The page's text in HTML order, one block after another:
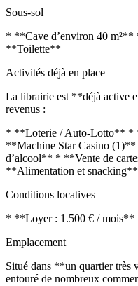
Sous-sol
* **Cave d’environ 40
**Toilette**
Activités déjà en place
La librairie est **déjà active
revenus :
* **Loterie / Auto-Lotto** *
**Machine Star Casino
d’alcool** * **Vente de
**Alimentation et snacking**
Conditions locatives
* **Loyer : 1.500 € / mois**
Emplacement
Situé dans **un quartier très
entouré de nombreux